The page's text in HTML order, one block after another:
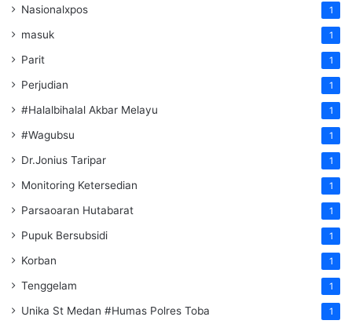
Nasionalxpos 1
masuk 1
Parit 1
Perjudian 1
#Halalbihalal Akbar Melayu 1
#Wagubsu 1
Dr.Jonius Taripar 1
Monitoring Ketersedian 1
Parsaoaran Hutabarat 1
Pupuk Bersubsidi 1
Korban 1
Tenggelam 1
Unika St Medan #Humas Polres Toba 1